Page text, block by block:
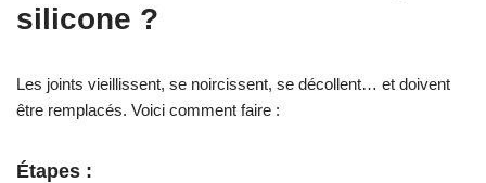
silicone ?
Les joints vieillissent, se noircissent, se décollent… et doivent
être remplacés. Voici comment faire :
Étapes :